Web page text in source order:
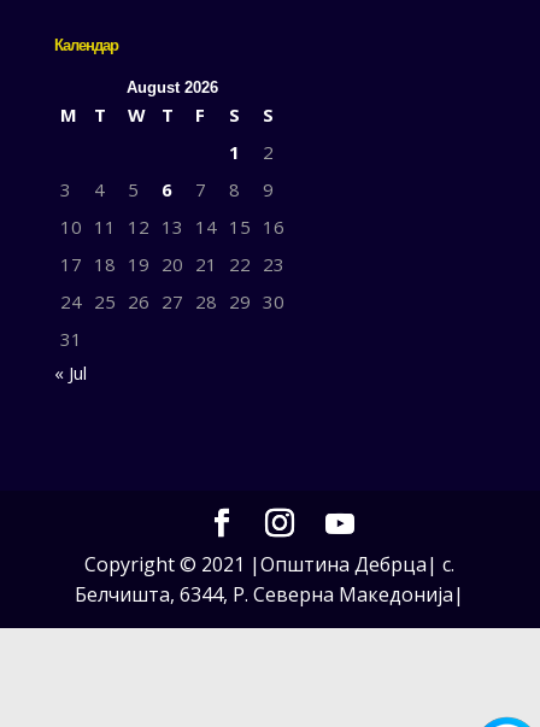
Календар
August 2026
M T W T F S
S
1
2
3
4 5 6 7 8
9
10 11 12 13 14 15 16
17 18 19 20 21 22 23
24 25 26 27 28 29 30
31
« Jul
Copyright © 2021 |Општина Дебрца| с.
Белчишта, 6344, Р. Северна Македонија|